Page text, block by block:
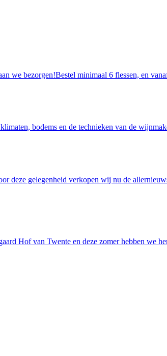
we bezorgen!Bestel minimaal 6 flessen, en
bodems en de technieken van de
gelegenheid verkopen wij nu de
Hof van Twente en deze zomer hebben we